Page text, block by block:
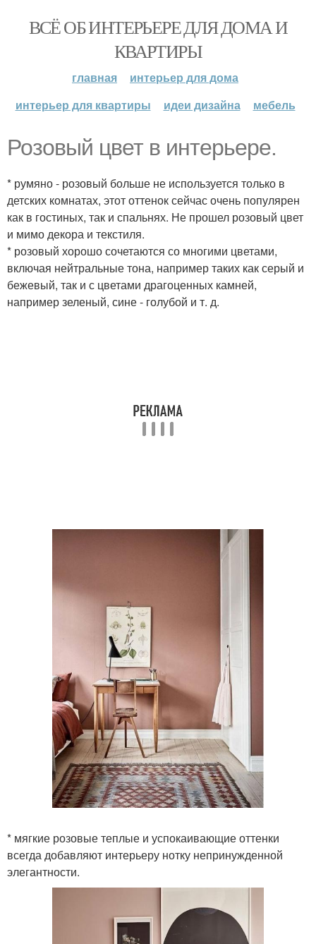
ВСЁ ОБ ИНТЕРЬЕРЕ ДЛЯ ДОМА И
КВАРТИРЫ
главная
интерьер для дома
интерьер для квартиры
идеи дизайна мебель
Розовый цвет в интерьере.
* румяно - розовый больше не используется только в
детских комнатах, этот оттенок сейчас очень популярен
как в гостиных, так и спальнях. Не прошел розовый цвет
и мимо декора и текстиля.
* розовый хорошо сочетаются со многими цветами,
включая нейтральные тона, например таких как серый и
бежевый, так и с цветами драгоценных камней,
например зеленый, сине - голубой и т. д.
* мягкие розовые теплые и успокаивающие оттенки
всегда добавляют интерьеру нотку непринужденной
элегантности.